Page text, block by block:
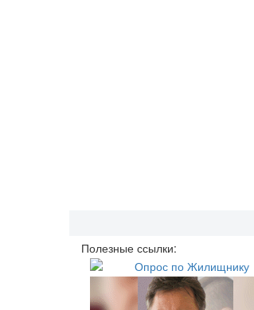
Полезные ссылки: